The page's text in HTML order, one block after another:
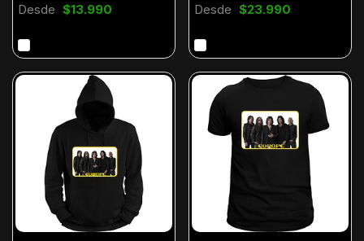
Desde $13.990 Desde $23.990